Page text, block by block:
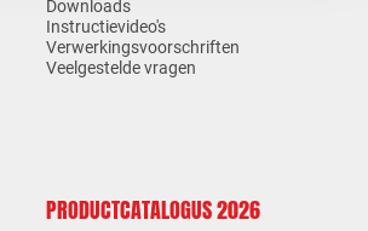
Downloads
Instructievideo's
Verwerkingsvoorschriften
Veelgestelde vragen
PRODUCTCATALOGUS 2026